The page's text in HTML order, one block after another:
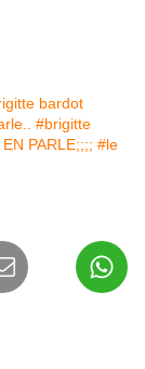
bardot
#brigitte
PARLE;;;; #le